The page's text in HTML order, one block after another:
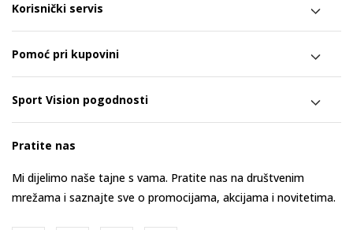
Korisnički servis
Pomoć pri kupovini
Sport Vision pogodnosti
Pratite nas
Mi dijelimo naše tajne s vama. Pratite nas na društvenim
mrežama i saznajte sve o promocijama, akcijama i novitetima.